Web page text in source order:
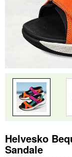
Helvesko
Sandale